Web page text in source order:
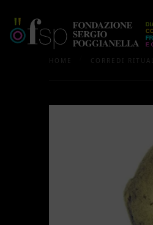
HOME CORREDI